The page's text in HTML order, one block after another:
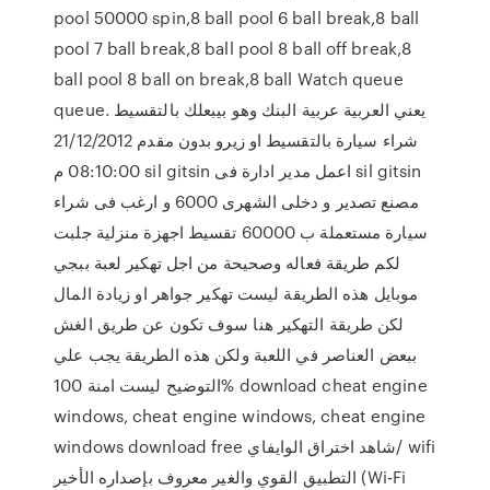
pool 50000 spin,8 ball pool 6 ball break,8 ball
pool 7 ball break,8 ball pool 8 ball off break,8
ball pool 8 ball on break,8 ball Watch queue
queue. يعني العربية عربية البنك وهو بيبعلك بالتقسيط
شراء سيارة بالتقسيط او زيرو بدون مقدم 21/12/2012
08:10:00 م sil gitsin اعمل مدير ادارة فى sil gitsin
مصنع تصدير و دخلى الشهرى 6000 و ارغب فى شراء
سيارة مستعملة ب 60000 تقسيط اجهزة منزلية جلبت
لكم طريقة فعاله وصحيحة من اجل تهكير لعبة ببجي
موبايل هذه الطريقة ليست تهكير جواهر او زيادة المال
لكن طريقة التهكير هنا سوف تكون عن طريق الغش
ببعض العناصر في اللعبة ولكن هذه الطريقة يجب علي
التوضيح ليست امنة 100% download cheat engine
windows, cheat engine windows, cheat engine
windows download free شاهد اختراق الوايفاي/ wifi
التطبيق القوي والغير معروف بإصداره الأخير (Wi-Fi